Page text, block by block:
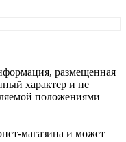
размещенная
характер и не
положениями
магазина и может